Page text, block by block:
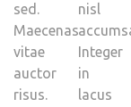
sed.
Maecenas
vitae
auctor
risus.
nisl
Integer
in
lacus